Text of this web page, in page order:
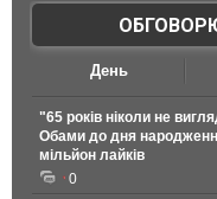
День
"65 років ніколи не
Обами до дня
мільйон лайків
0